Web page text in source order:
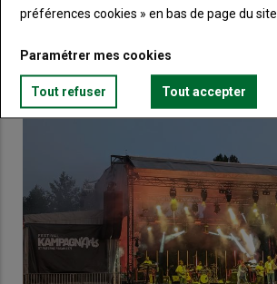
VOUS AIMEREZ AUSSI
préférences cookies » en bas de page du site.
Paramétrer mes cookies
Tout refuser Tout accepter